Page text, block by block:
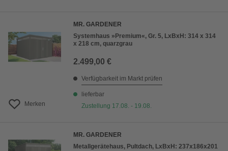
Merken
MR. GARDENER
Systemhaus »Premium«, Gr. 5, LxBxH: 314 x 314
x 218 cm, quarzgrau
2.499,00 €
Verfügbarkeit im Markt prüfen
lieferbar
Zustellung 17.08. - 19.08.
MR. GARDENER
Metallgerätehaus, Pultdach, LxBxH: 237x186x201